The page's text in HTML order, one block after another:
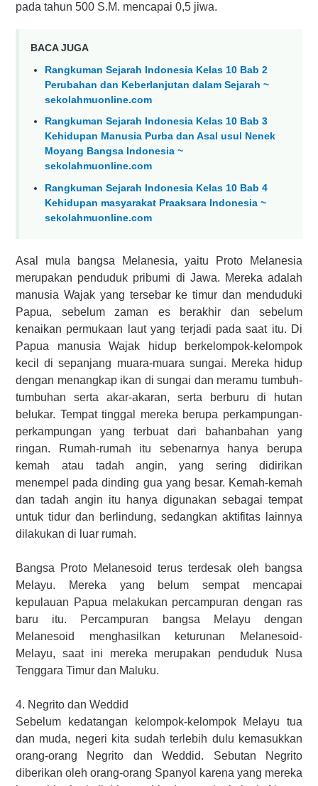
pada tahun 500 S.M. mencapai 0,5 jiwa.
BACA JUGA
Rangkuman Sejarah Indonesia Kelas 10 Bab 2
Perubahan dan Keberlanjutan dalam Sejarah ~
sekolahmuonline.com
Rangkuman Sejarah Indonesia Kelas 10 Bab 3
Kehidupan Manusia Purba dan Asal usul Nenek
Moyang Bangsa Indonesia ~
sekolahmuonline.com
Rangkuman Sejarah Indonesia Kelas 10 Bab 4
Kehidupan masyarakat Praaksara Indonesia ~
sekolahmuonline.com
Asal mula bangsa Melanesia, yaitu Proto Melanesia
merupakan penduduk pribumi di Jawa. Mereka adalah
manusia Wajak yang tersebar ke timur dan menduduki
Papua, sebelum zaman es berakhir dan sebelum
kenaikan permukaan laut yang terjadi pada saat itu. Di
Papua manusia Wajak hidup berkelompok-kelompok
kecil di sepanjang muara-muara sungai. Mereka hidup
dengan menangkap ikan di sungai dan meramu tumbuh-
tumbuhan serta akar-akaran, serta berburu di hutan
belukar. Tempat tinggal mereka berupa perkampungan-
perkampungan yang terbuat dari bahanbahan yang
ringan. Rumah-rumah itu sebenarnya hanya berupa
kemah atau tadah angin, yang sering didirikan
menempel pada dinding gua yang besar. Kemah-kemah
dan tadah angin itu hanya digunakan sebagai tempat
untuk tidur dan berlindung, sedangkan aktifitas lainnya
dilakukan di luar rumah.
Bangsa Proto Melanesoid terus terdesak oleh bangsa
Melayu. Mereka yang belum sempat mencapai
kepulauan Papua melakukan percampuran dengan ras
baru itu. Percampuran bangsa Melayu dengan
Melanesoid menghasilkan keturunan Melanesoid-
Melayu, saat ini mereka merupakan penduduk Nusa
Tenggara Timur dan Maluku.
4. Negrito dan Weddid
Sebelum kedatangan kelompok-kelompok Melayu tua
dan muda, negeri kita sudah terlebih dulu kemasukkan
orang-orang Negrito dan Weddid. Sebutan Negrito
diberikan oleh orang-orang Spanyol karena yang mereka